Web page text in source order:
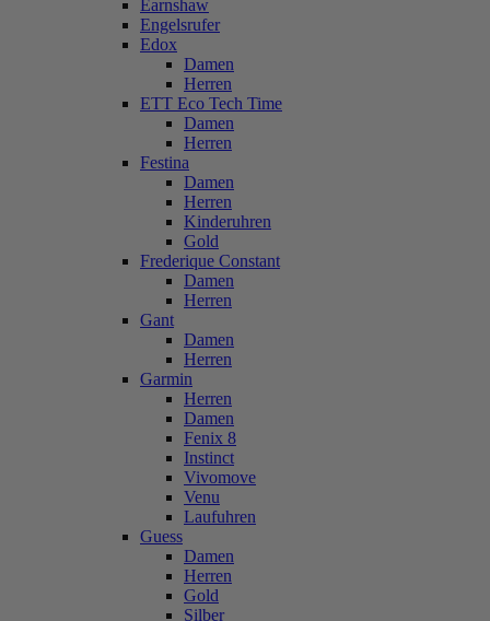
Earnshaw
Engelsrufer
Edox
Damen
Herren
ETT Eco Tech Time
Damen
Herren
Festina
Damen
Herren
Kinderuhren
Gold
Frederique Constant
Damen
Herren
Gant
Damen
Herren
Garmin
Herren
Damen
Fenix 8
Instinct
Vivomove
Venu
Laufuhren
Guess
Damen
Herren
Gold
Silber